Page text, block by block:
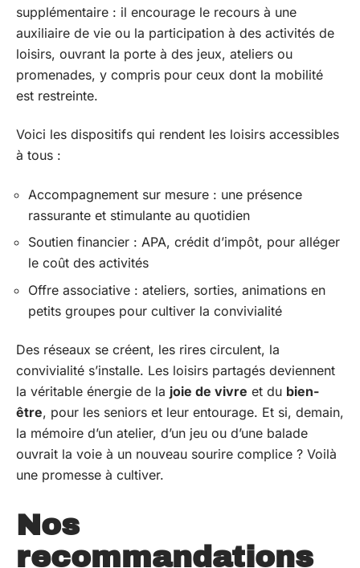
supplémentaire : il encourage le recours à une
auxiliaire de vie ou la participation à des activités de
loisirs, ouvrant la porte à des jeux, ateliers ou
promenades, y compris pour ceux dont la mobilité
est restreinte.
Voici les dispositifs qui rendent les loisirs accessibles
à tous :
Accompagnement sur mesure : une présence
rassurante et stimulante au quotidien
Soutien financier : APA, crédit d’impôt, pour alléger
le coût des activités
Offre associative : ateliers, sorties, animations en
petits groupes pour cultiver la convivialité
Des réseaux se créent, les rires circulent, la
convivialité s’installe. Les loisirs partagés deviennent
la véritable énergie de la joie de vivre et du bien-
être, pour les seniors et leur entourage. Et si, demain,
la mémoire d’un atelier, d’un jeu ou d’une balade
ouvrait la voie à un nouveau sourire complice ? Voilà
une promesse à cultiver.
Nos
recommandations